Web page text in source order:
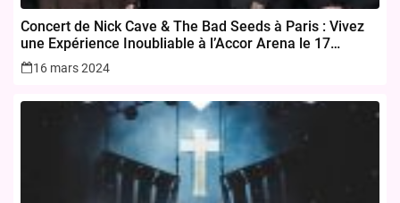
Concert de Nick Cave & The Bad Seeds à Paris : Vivez
une Expérience Inoubliable à l’Accor Arena le 17
novembre 2024
16 mars 2024